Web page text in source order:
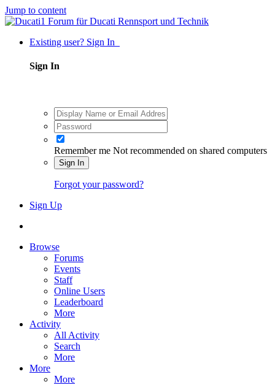
Jump to content
Existing user? Sign In
Sign In
Remember me Not recommended on shared computers
Sign In
Forgot your password?
Sign Up
Browse
Forums
Events
Staff
Online Users
Leaderboard
More
Activity
All Activity
Search
More
More
More